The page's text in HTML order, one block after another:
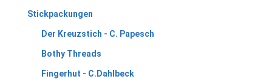
Stickpackungen
Der Kreuzstich - C. Papesch
Bothy Threads
Fingerhut - C.Dahlbeck